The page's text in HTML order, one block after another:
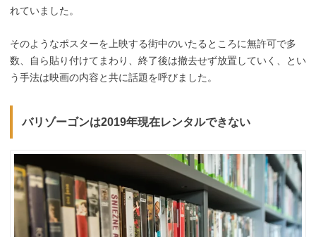
れていました。
そのようなポスターを上映する街中のいたるところに無許可で多
数、自ら貼り付けてまわり、終了後は撤去せず放置していく、とい
う手法は映画の内容と共に話題を呼びました。
バリゾーゴンは2019年現在レンタルできない